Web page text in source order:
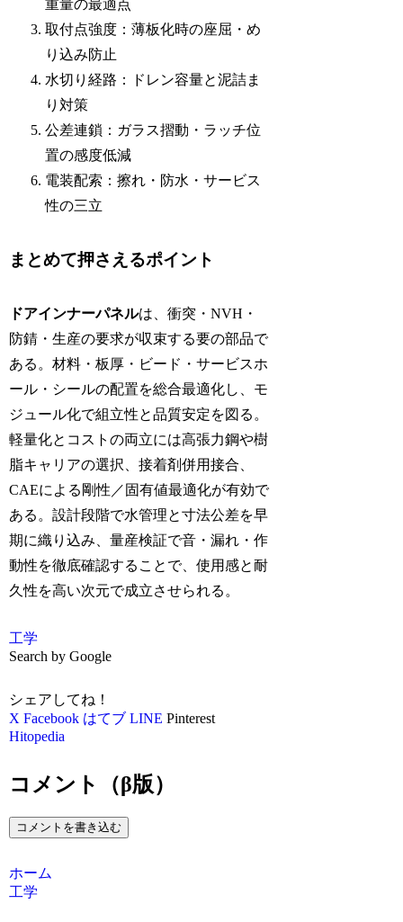
重量の最適点
取付点強度：薄板化時の座屈・め
り込み防止
水切り経路：ドレン容量と泥詰ま
り対策
公差連鎖：ガラス摺動・ラッチ位
置の感度低減
電装配索：擦れ・防水・サービス
性の三立
まとめて押さえるポイント
ドアインナーパネルは、衝突・NVH・
防錆・生産の要求が収束する要の部品で
ある。材料・板厚・ビード・サービスホ
ール・シールの配置を総合最適化し、モ
ジュール化で組立性と品質安定を図る。
軽量化とコストの両立には高張力鋼や樹
脂キャリアの選択、接着剤併用接合、
CAEによる剛性／固有値最適化が有効で
ある。設計段階で水管理と寸法公差を早
期に織り込み、量産検証で音・漏れ・作
動性を徹底確認することで、使用感と耐
久性を高い次元で成立させられる。
工学
Search by Google
シェアしてね！
X Facebook はてブ LINE Pinterest
Hitopedia
コメント（β版）
コメントを書き込む
ホーム
工学